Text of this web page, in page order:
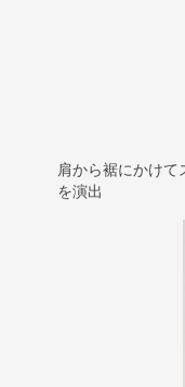
肩から裾にかけ
を演出